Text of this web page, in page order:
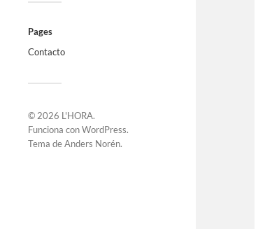
Pages
Contacto
© 2026 L'HORA.
Funciona conWordPress.
Tema deAnders Norén.